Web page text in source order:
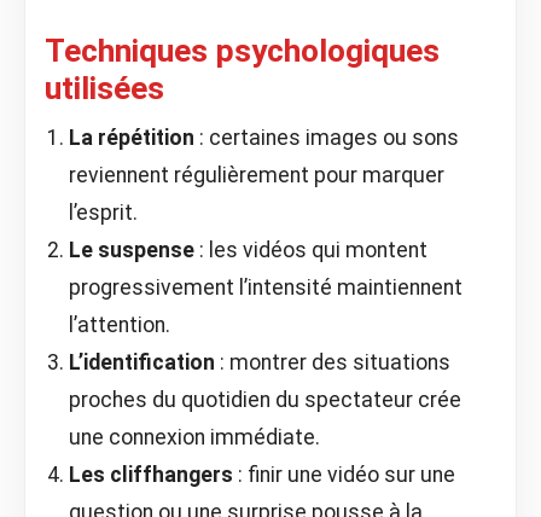
Techniques psychologiques
utilisées
La répétition : certaines images ou sons
reviennent régulièrement pour marquer
l’esprit.
Le suspense : les vidéos qui montent
progressivement l’intensité maintiennent
l’attention.
L’identification : montrer des situations
proches du quotidien du spectateur crée
une connexion immédiate.
Les cliffhangers : finir une vidéo sur une
question ou une surprise pousse à la